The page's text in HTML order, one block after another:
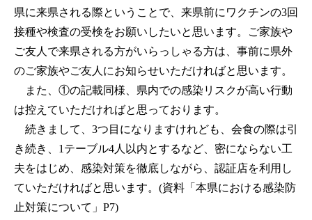
県に来県される際ということで、来県前にワクチンの3回
接種や検査の受検をお願いしたいと思います。ご家族や
ご友人で来県される方がいらっしゃる方は、事前に県外
のご家族やご友人にお知らせいただければと思います。
また、①の記載同様、県内での感染リスクが高い行動
は控えていただければと思っております。
続きまして、3つ目になりますけれども、会食の際は引
き続き、1テーブル4人以内とするなど、密にならない工
夫をはじめ、感染対策を徹底しながら、認証店を利用し
ていただければと思います。(資料「本県における感染防
止対策について」P7)